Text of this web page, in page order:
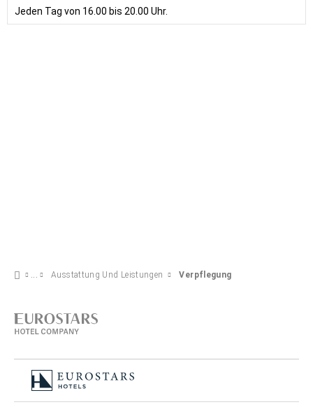
Jeden Tag von 16.00 bis 20.00 Uhr.
Ausstattung Und Leistungen Verpflegung